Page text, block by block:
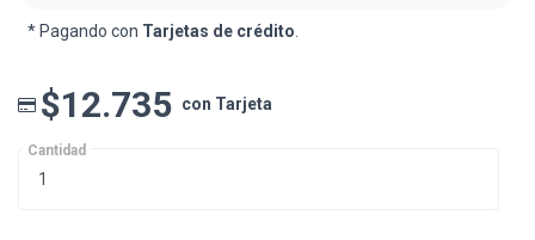
* Pagando con Tarjetas de crédito.
$12.735 con Tarjeta
Cantidad